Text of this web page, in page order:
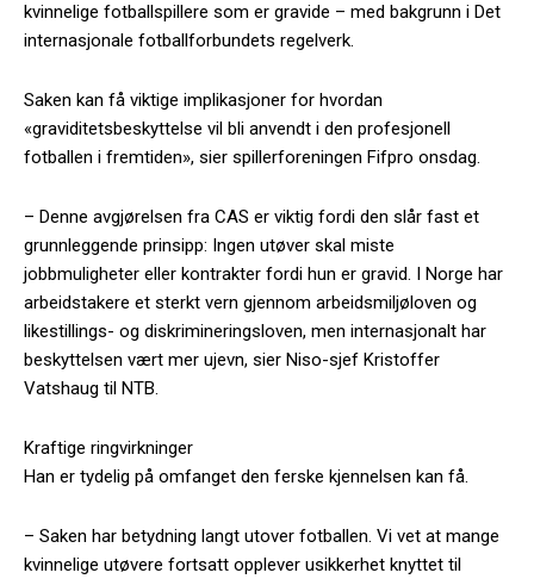
kvinnelige fotballspillere som er gravide – med bakgrunn i Det
internasjonale fotballforbundets regelverk.
Saken kan få viktige implikasjoner for hvordan
«graviditetsbeskyttelse vil bli anvendt i den profesjonell
fotballen i fremtiden», sier spillerforeningen Fifpro onsdag.
– Denne avgjørelsen fra CAS er viktig fordi den slår fast et
grunnleggende prinsipp: Ingen utøver skal miste
jobbmuligheter eller kontrakter fordi hun er gravid. I Norge har
arbeidstakere et sterkt vern gjennom arbeidsmiljøloven og
likestillings- og diskrimineringsloven, men internasjonalt har
beskyttelsen vært mer ujevn, sier Niso-sjef Kristoffer
Vatshaug til NTB.
Kraftige ringvirkninger
Han er tydelig på omfanget den ferske kjennelsen kan få.
– Saken har betydning langt utover fotballen. Vi vet at mange
kvinnelige utøvere fortsatt opplever usikkerhet knyttet til